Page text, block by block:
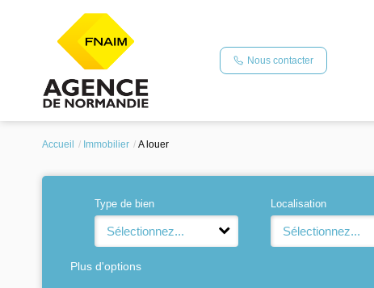
Nous contacter
Accueil Immobilier A louer
Type de bien
Sélectionnez...
Localisation
Sélectionnez...
Plus d'options